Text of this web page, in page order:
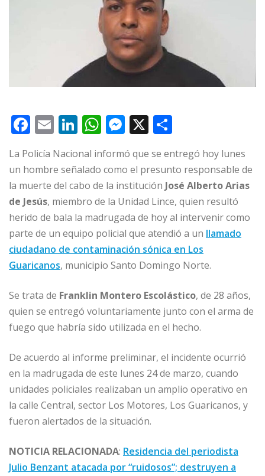
F
a
c
e
b
o
o
k
E
m
ai
l
Li
k
e
dI
n
W
h
at
s
A
p
p
M
e
ss
e
n
g
e
r
X
m
p
ar
ti
r
La Policía Nacional informó que se entregó hoy lunes
un hombre señalado como el presunto responsable de
la muerte del cabo de la institución José Alberto Arias
de Jesús, miembro de la Unidad Lince, quien resultó
herido de bala la madrugada de hoy al intervenir como
parte de un equipo policial que atendió a un llamado
ciudadano de contaminación sónica en Los
Guaricanos, municipio Santo Domingo Norte.
Se trata de Franklin Montero Escolástico, de 28 años,
quien se entregó voluntariamente junto con el arma de
fuego que habría sido utilizada en el hecho.
De acuerdo al informe preliminar, el incidente ocurrió
en la madrugada de este lunes 24 de marzo, cuando
unidades policiales realizaban un amplio operativo en
la calle Central, sector Los Motores, Los Guaricanos, y
fueron alertados de la situación.
NOTICIA RELACIONADA: Residencia del periodista
Julio Benzant atacada por “ruidosos”; destruyen a